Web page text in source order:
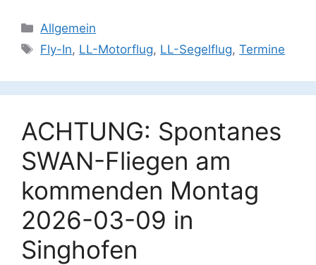
Kategorien
Allgemein
Schlagwörter
Fly-In, LL-Motorflug, LL-Segelflug,Termine
ACHTUNG: Spontanes
SWAN-Fliegen am
kommenden Montag
2026-03-09 in
Singhofen